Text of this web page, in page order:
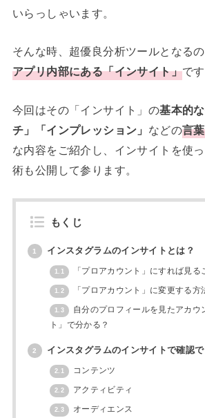
いらっしゃいます。
そんな時、超優良分析ツールとなる
アプリ内部にある「インサイト」です
今回はその「インサイト」の基本的
チ」「インプレッション」 などの言
な内容をご紹介し、インサイトを使
術も公開して参ります。
もくじ
1 インスタグラムのインサイトとは？
1.1 「プロアカウント」にすれば見る
1.2 「プロアカウント」に変更する方
1.3
自分のプロフィールを見たアカウ
ト」で分かる？
2 インスタグラムのインサイトで確認で
2.1 コンテンツ
2.2 アクティビティ
2.3 オーディエンス